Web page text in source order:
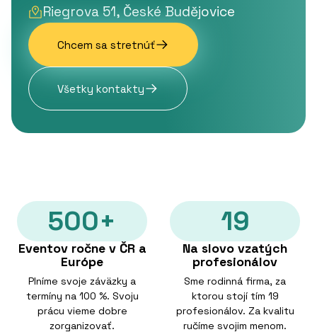
Riegrova 51, České Budějovice
Chcem sa stretnúť
Všetky kontakty
500+
Eventov ročne v ČR a
Európe
Plníme svoje záväzky a
termíny na 100 %. Svoju
prácu vieme dobre
zorganizovať.
19
Na slovo vzatých
profesionálov
Sme rodinná firma, za
ktorou stojí tím 19
profesionálov. Za kvalitu
ručíme svojim menom.